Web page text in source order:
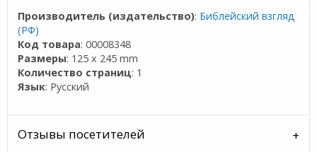
Производитель (издательство): Библейский взгляд
(РФ)
Код товара: 00008348
Размеры: 125 x 245 mm
Количество страниц: 1
Язык: Русский
Отзывы посетителей